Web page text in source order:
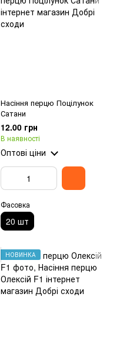
Насіння перцю Поцілунок
Сатани
12.00 грн
В наявності
Оптові ціни
Фасовка
20 шт
НОВИНКА